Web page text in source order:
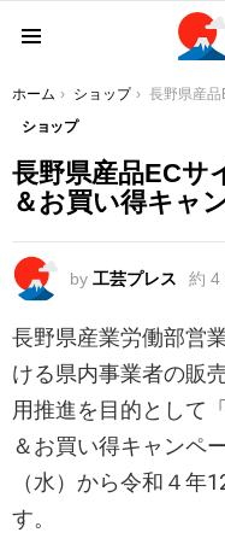
You are here:
ホーム ショップ 長野県産品ECサイト応援事業「送料無料＆お買い得キ
ショップ
長野県産品ECサ
＆お買い得キャ
by 工芸プレス 約 4
長野県産業労働部営
ける県内事業者の販
用推進を目的として
＆お買い得キャンペ
（水）から令和４年
す。